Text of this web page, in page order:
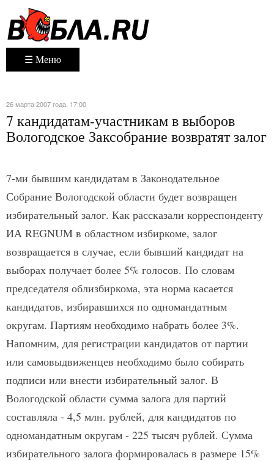
☰ Меню
26 марта 2007 года. 17:00
7 кандидатам-участникам в выборов
Вологодское Заксобрание возвратят залог
7-ми бывшим кандидатам в Законодательное
Собрание Вологодской области будет возвращен
избирательный залог. Как рассказали корреспонденту
ИА REGNUM в областном избиркоме, залог
возвращается в случае, если бывший кандидат на
выборах получает более 5% голосов. По словам
председателя облизбиркома, эта норма касается
кандидатов, избиравшихся по одномандатным
округам. Партиям необходимо набрать более 3%.
Напомним, для регистрации кандидатов от партии
или самовыдвиженцев необходимо было собирать
подписи или внести избирательный залог. В
Вологодской области сумма залога для партий
составляла - 4,5 млн. рублей, для кандидатов по
одномандатным округам - 225 тысяч рублей. Сумма
избирательного залога формировалась в размере 15%